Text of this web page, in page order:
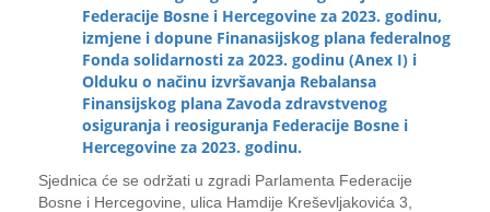
Federacije Bosne i Hercegovine za 2023. godinu,
izmjene i dopune Finanasijskog plana federalnog
Fonda solidarnosti za 2023. godinu (Anex I) i
Olduku o načinu izvršavanja Rebalansa
Finansijskog plana Zavoda zdravstvenog
osiguranja i reosiguranja Federacije Bosne i
Hercegovine za 2023. godinu.
Sjednica će se održati u zgradi Parlamenta Federacije
Bosne i Hercegovine, ulica Hamdije Kreševljakovića 3,